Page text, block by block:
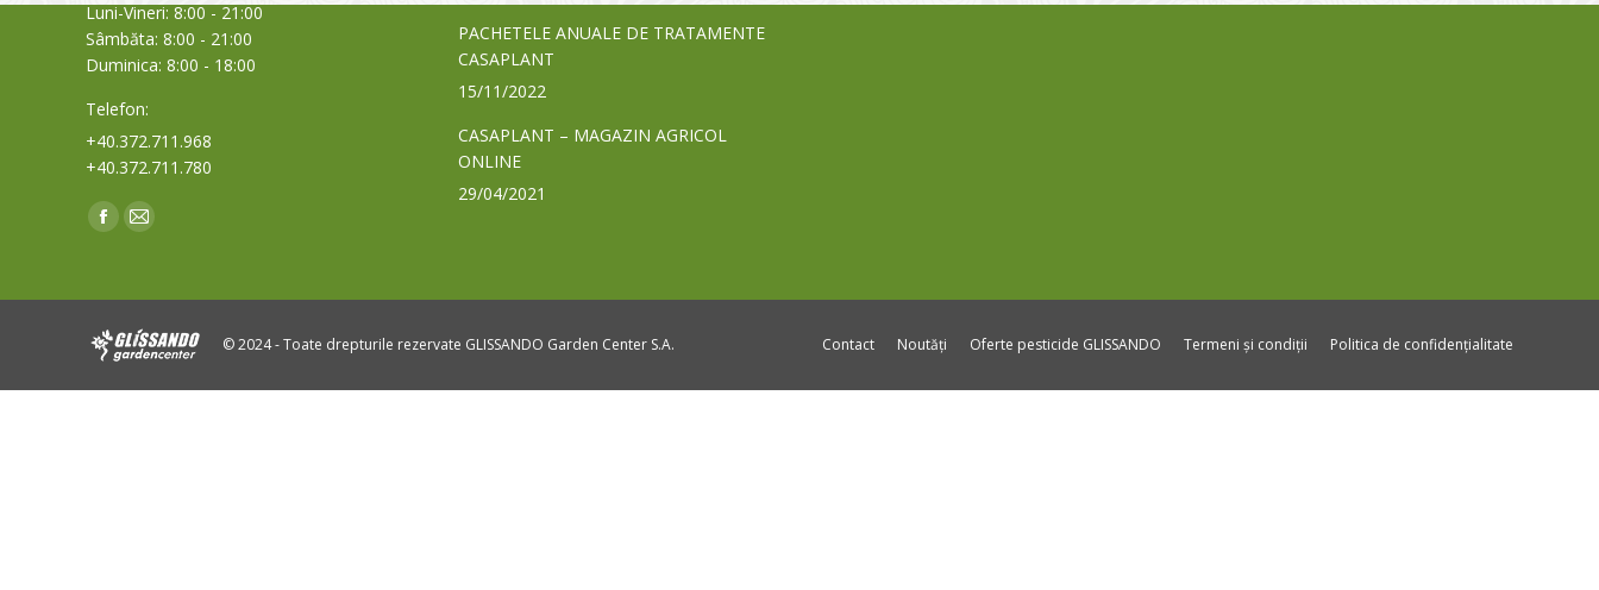
Luni-Vineri: 8:00 - 21:00
Sâmbăta: 8:00 - 21:00
Duminica: 8:00 - 18:00
Telefon:
+40.372.711.968
+40.372.711.780
Find us on:
Facebook
new
Mail
new
PACHETELE ANUALE DE TRATAMENTE
CASAPLANT
15/11/2022
CASAPLANT – MAGAZIN AGRICOL
ONLINE
29/04/2021
© 2024 - Toate drepturile rezervate GLISSANDO Garden Center S.A. Contact Noutăți Oferte pesticide GLISSANDO Termeni și condiții Politica de confidențialitate